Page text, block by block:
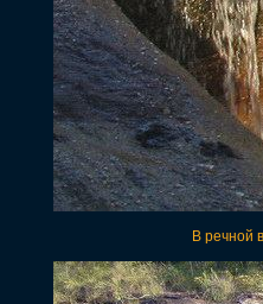
В речной